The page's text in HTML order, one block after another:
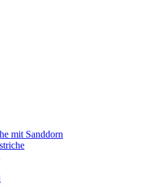
mit Sanddorn